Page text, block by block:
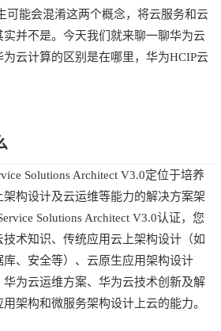
可能会混淆这两个概念，将云服务和云
并不是。今天我们就来聊一聊华为云
云计算的区别是在哪里，华为HCIP云
Solutions Architect V3.0定位于培养
构设计及云运维等能力的解决方案架
Solutions Architect V3.0认证，您
术知识、传统应用云上架构设计（如
、安全等）、云原生应用架构设计
华为云运维方案、华为云技术创新及解
架构和微服务架构设计上云的能力。